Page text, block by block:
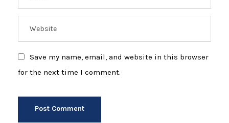
Save my name, email, and website in this browser
for the next time I comment.